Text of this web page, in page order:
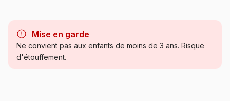
Catégorie Puzzles - Animaux sauvages
Mise en garde
Ne convient pas aux enfants de moins de 3 ans. Risque
d'étouffement.